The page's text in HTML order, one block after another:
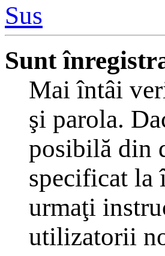
Sus
Sunt
Mai întâi
şi parola.
posibilă din
specificat la
urmaţi
utilizatorii